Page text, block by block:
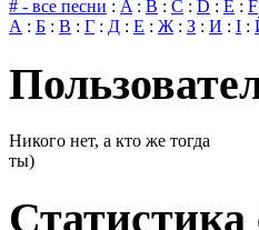
# - все песни : A: B : C : D : E : F
А : Б : В : Г : Д : Е : Ж: З : И : І :
Никого нет, а кто же тогда
ты)
Статистика